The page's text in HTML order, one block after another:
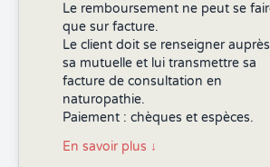
Le remboursement ne peut se
que sur facture.
Le client doit se renseigner
sa mutuelle et lui transmettre sa
facture de consultation en
naturopathie.
Paiement : chèques et espèces.
En savoir plus ↓